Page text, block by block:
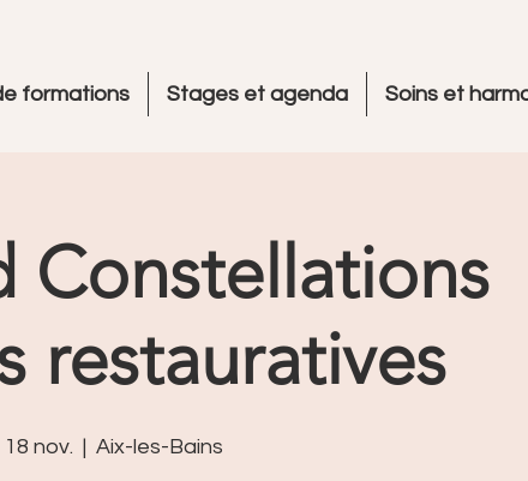
formations Stages et agenda Soins et
Constellations
restauratives
18 nov.
  |
Aix-les-Bains